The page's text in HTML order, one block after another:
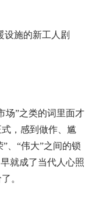
施的新工人剧
场”之类的词里面才
，感到做作、尴
、“伟大”之间的锁
就成了当代人心照
。